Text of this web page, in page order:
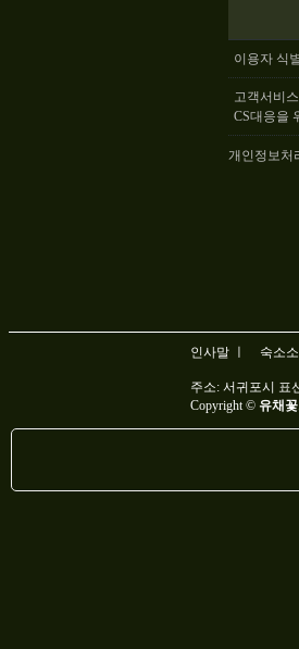
이용자 식
고객서비
CS대응을
개인정보처
인사말 ㅣ 숙소소
주소: 서귀포시 표
Copyright © 유채